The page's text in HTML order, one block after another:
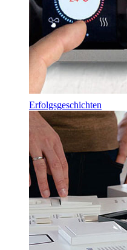
Erfolgsgeschichten